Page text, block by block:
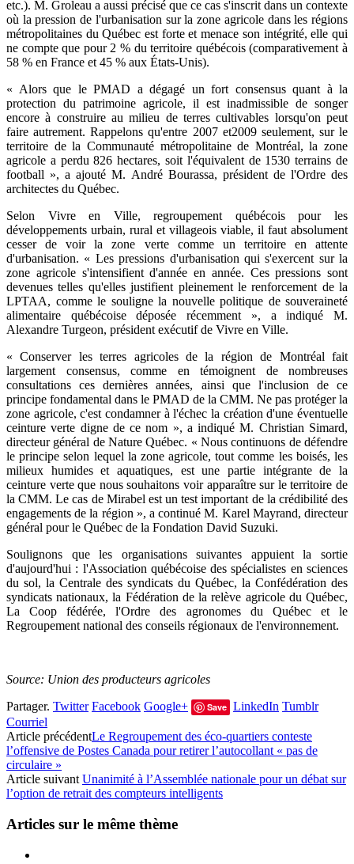
etc.). M. Groleau a aussi précisé que ce cas s'inscrit dans un contexte
où la pression de l'urbanisation sur la zone agricole dans les régions
métropolitaines du Québec est forte et menace son intégrité, elle qui
ne compte que pour 2 % du territoire québécois (comparativement à
58 % en France et 45 % aux États-Unis).
« Alors que le PMAD a dégagé un fort consensus quant à la
protection du patrimoine agricole, il est inadmissible de songer
encore à construire au milieu de terres cultivables lorsqu'on peut
faire autrement. Rappelons qu'entre 2007 et2009 seulement, sur le
territoire de la Communauté métropolitaine de Montréal, la zone
agricole a perdu 826 hectares, soit l'équivalent de 1530 terrains de
football », a ajouté M. André Bourassa, président de l'Ordre des
architectes du Québec.
Selon Vivre en Ville, regroupement québécois pour les
développements urbain, rural et villageois viable, il faut absolument
cesser de voir la zone verte comme un territoire en attente
d'urbanisation. « Les pressions d'urbanisation qui s'exercent sur la
zone agricole s'intensifient d'année en année. Ces pressions sont
devenues telles qu'elles justifient pleinement le renforcement de la
LPTAA, comme le souligne la nouvelle politique de souveraineté
alimentaire québécoise déposée récemment », a indiqué M.
Alexandre Turgeon, président exécutif de Vivre en Ville.
« Conserver les terres agricoles de la région de Montréal fait
largement consensus, comme en témoignent de nombreuses
consultations ces dernières années, ainsi que l'inclusion de ce
principe fondamental dans le PMAD de la CMM. Ne pas protéger la
zone agricole, c'est condamner à l'échec la création d'une éventuelle
ceinture verte digne de ce nom », a indiqué M. Christian Simard,
directeur général de Nature Québec. « Nous continuons de défendre
le principe selon lequel la zone agricole, tout comme les boisés, les
milieux humides et aquatiques, est une partie intégrante de la
ceinture verte que nous souhaitons voir apparaître sur le territoire de
la CMM. Le cas de Mirabel est un test important de la crédibilité des
engagements de la région », a continué M. Karel Mayrand, directeur
général pour le Québec de la Fondation David Suzuki.
Soulignons que les organisations suivantes appuient la sortie
d'aujourd'hui : l'Association québécoise des spécialistes en sciences
du sol, la Centrale des syndicats du Québec, la Confédération des
syndicats nationaux, la Fédération de la relève agricole du Québec,
La Coop fédérée, l'Ordre des agronomes du Québec et le
Regroupement national des conseils régionaux de l'environnement.
Source: Union des producteurs agricoles
Partager. Twitter Facebook Google+ Save LinkedIn Tumblr
Courriel
Article précédentLe Regroupement des éco-quartiers conteste
l’offensive de Postes Canada pour retirer l’autocollant « pas de
circulaire »
Article suivant Unanimité à l’Assemblée nationale pour un débat sur
l’option de retrait des compteurs intelligents
Articles sur le même thème